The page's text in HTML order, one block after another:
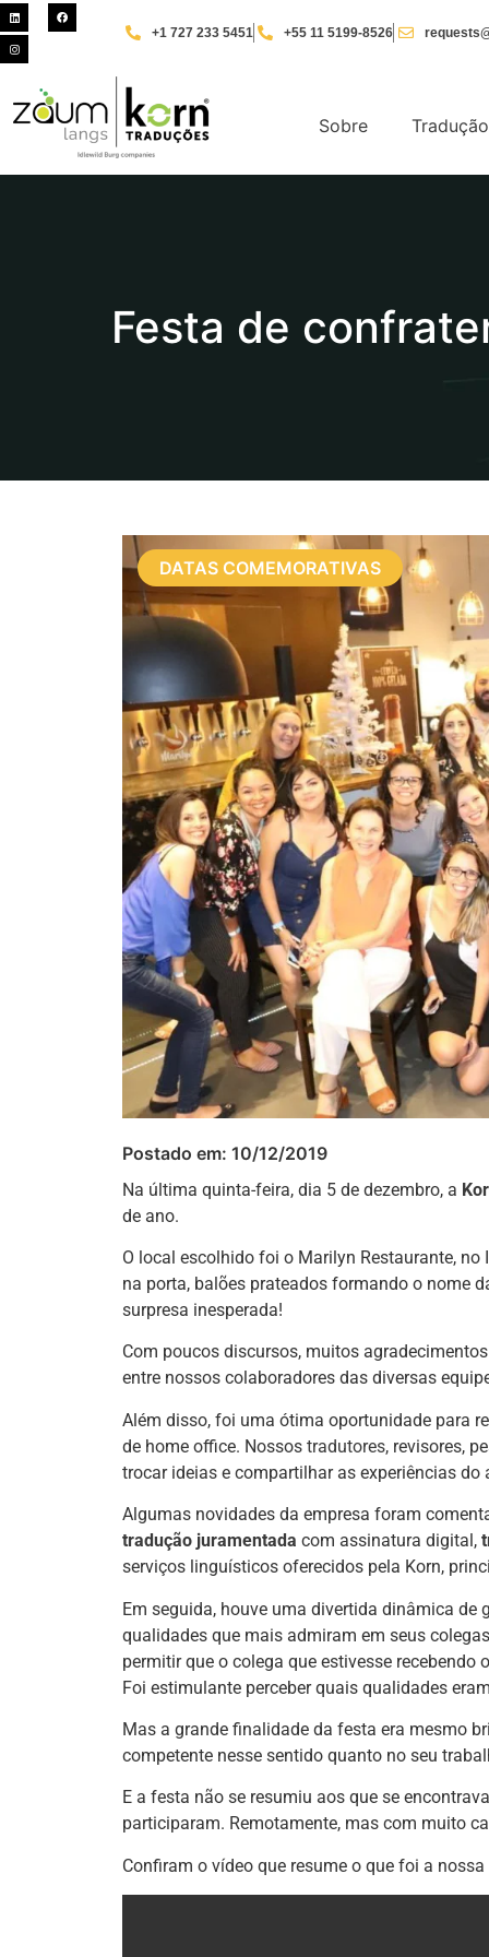
+1 727 233 5451 +55 11 5199-8526
Sobre
Festa de
DATAS COMEMORATIVAS
Postado em: 10/12/2019
Na última quinta-feira, dia 5 de dezembro, a
de ano.
O local escolhido foi o Marilyn Restaurante,
na porta, balões prateados formando o nome
surpresa inesperada!
Com poucos discursos, muitos
entre nossos colaboradores das diversas
Além disso, foi uma ótima oportunidade para
de home office. Nossos tradutores, revisores,
trocar ideias e compartilhar as experiências do
Algumas novidades da empresa foram
tradução juramentada com assinatura digital,
serviços linguísticos oferecidos pela Korn,
Em seguida, houve uma divertida dinâmica
qualidades que mais admiram em seus
permitir que o colega que estivesse
Foi estimulante perceber quais qualidades
Mas a grande finalidade da festa era mesmo
competente nesse sentido quanto no seu
E a festa não se resumiu aos que se
participaram. Remotamente, mas com muito
Confiram o vídeo que resume o que foi a